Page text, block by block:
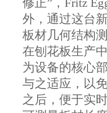
修正”，Fritz
外，通过这台
板材几何结构
在刨花板生产
为设备的核心
与之适应，以
之后，便于实